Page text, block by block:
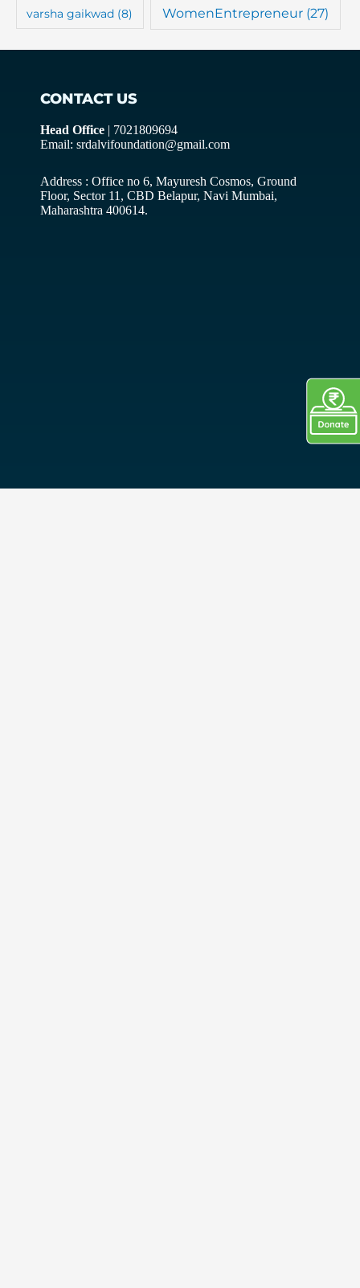
varsha gaikwad (8) WomenEntrepreneur (27)
CONTACT US
Head Office | 7021809694
Email: srdalvifoundation@gmail.com
Address : Office no 6, Mayuresh Cosmos, Ground
Floor, Sector 11, CBD Belapur, Navi Mumbai,
Maharashtra 400614.